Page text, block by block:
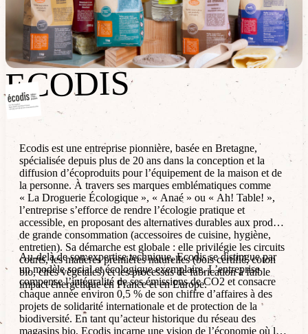
ECODIS
Ecodis est une entreprise pionnière, basée en Bretagne,
spécialisée depuis plus de 20 ans dans la conception et la
diffusion d’écoproduits pour l’équipement de la maison et de
la personne. À travers ses marques emblématiques comme
« La Droguerie Écologique », « Anaé » ou « Ah! Table! »,
l’entreprise s’efforce de rendre l’écologie pratique et
accessible, en proposant des alternatives durables aux produits
de grande consommation (accessoires de cuisine, hygiène,
entretien). Sa démarche est globale : elle privilégie les circuits
courts, les matières premières naturelles (bois certifié, coton
bio, cires végétales) et les processus de fabrication à faible
impact énergétique en France et en Europe.
Au-delà de son expertise technique, Ecodis se distingue par
un modèle social et écologique exemplaire. L’entreprise
compense l’intégralité de ses émissions de CO2 et consacre
chaque année environ 0,5 % de son chiffre d’affaires à des
projets de solidarité internationale et de protection de la
biodiversité. En tant qu’acteur historique du réseau des
magasins bio, Ecodis incarne une vision de l’économie où la
ECODIS